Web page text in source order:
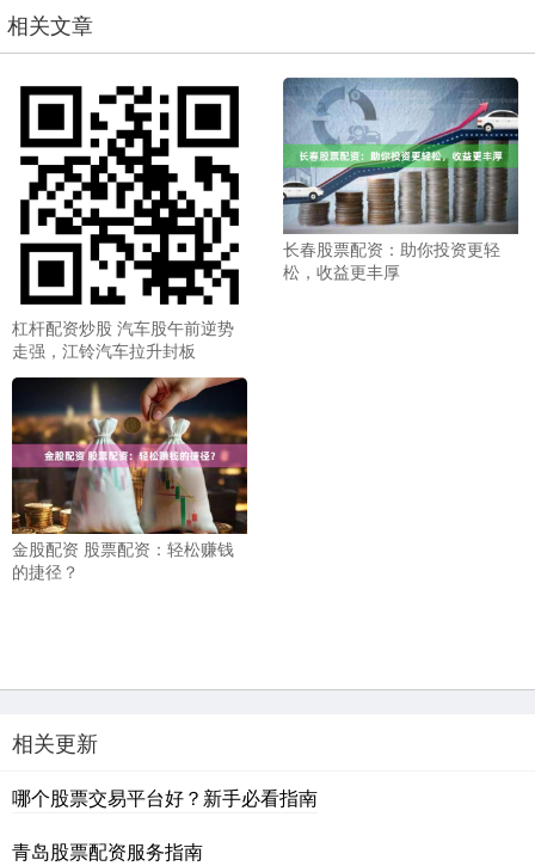
相关文章
杠杆配资炒股 汽车股午前逆势
走强，江铃汽车拉升封板
长春股票配资：助你投资更轻
松，收益更丰厚
金股配资 股票配资：轻松赚钱
的捷径？
相关更新
哪个股票交易平台好？新手必看指南
青岛股票配资服务指南